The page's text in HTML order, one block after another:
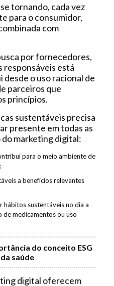
tornando, cada vez
para o consumidor,
com
por fornecedores,
responsáveis está
o uso racional de
parceiros que
princípios.
sustentáveis precisa
presente em todas as
marketing digital:
para o meio ambiente de
a benefícios relevantes
hábitos sustentáveis no dia a
medicamentos ou uso
do conceito ESG
saúde
digital oferecem